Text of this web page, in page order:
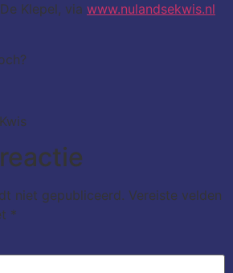
Klepel, via www.nulandsekwis.nl
niet gepubliceerd. Vereiste velden
*